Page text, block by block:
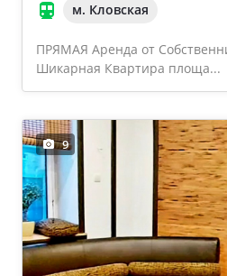
м. Кловская
ПРЯМАЯ Аренда от
Шикарная Квартира площа...
9